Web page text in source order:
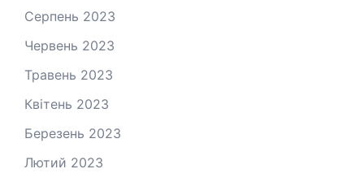
Серпень 2023
Червень 2023
Травень 2023
Квітень 2023
Березень 2023
Лютий 2023